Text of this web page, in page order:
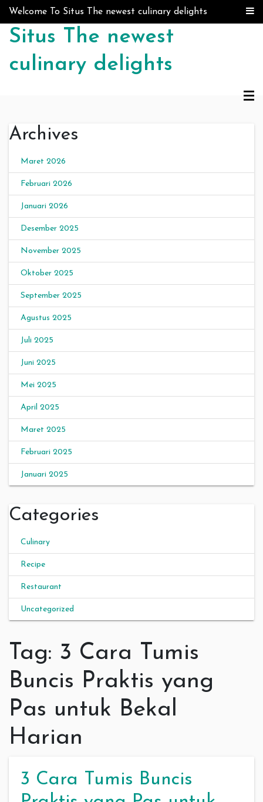
Skip to content
Welcome To Situs The newest culinary delights
Situs The newest
culinary delights
Archives
Maret 2026
Februari 2026
Januari 2026
Desember 2025
November 2025
Oktober 2025
September 2025
Agustus 2025
Juli 2025
Juni 2025
Mei 2025
April 2025
Maret 2025
Februari 2025
Januari 2025
Categories
Culinary
Recipe
Restaurant
Uncategorized
Tag: 3 Cara Tumis
Buncis Praktis yang
Pas untuk Bekal
Harian
3 Cara Tumis Buncis